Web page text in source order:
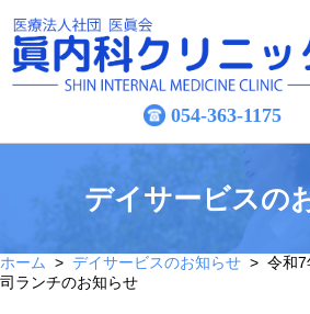
054-363-1175
デイサービスの
ホーム > デイサービスのお知らせ > 令和7
司ランチのお知らせ